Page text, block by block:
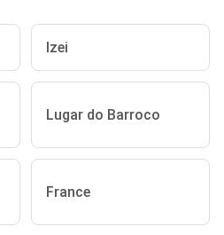
Izei
Lugar do Barroco
France